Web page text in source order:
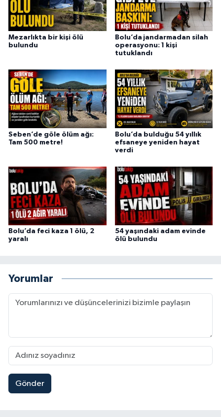
Mezarlıkta bir kişi ölü
bulundu
Bolu’da jandarmadan silah
operasyonu: 1 kişi
tutuklandı
Seben’de göle ölüm ağı:
Tam 500 metre!
Bolu’da bulduğu 54 yıllık
efsaneye yeniden hayat
verdi
Bolu’da feci kaza 1 ölü, 2
yaralı
54 yaşındaki adam evinde
ölü bulundu
Yorumlar
Gönder